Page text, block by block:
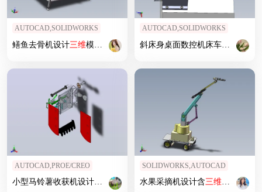
AUTOCAD,SOLIDWORKS
鳝鱼去骨机设计三维模型+ 二维 +计算 1446523
AUTOCAD,SOLIDWORKS
斜床身桌面数控机床车床 三维+
AUTOCAD,PROE/CREO
小型马铃薯收获机设计（ 三维+ +说明书）
SOLIDWORKS,AUTOCAD
水果采摘机设计含三维二维说明书